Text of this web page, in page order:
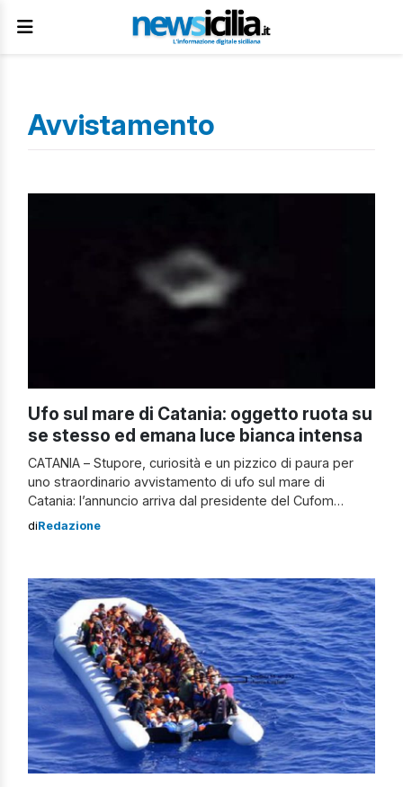
Avvistamento
Ufo sul mare di Catania: oggetto ruota su
se stesso ed emana luce bianca intensa
CATANIA – Stupore, curiosità e un pizzico di paura per
uno straordinario avvistamento di ufo sul mare di
Catania: l’annuncio arriva dal presidente del Cufom
(Centro Ufologico Mediterraneo), Angelo Carannante,
dell’assurda scena, ieri notte un oggetto bianco
scintillante, che sembrava […]
diRedazione